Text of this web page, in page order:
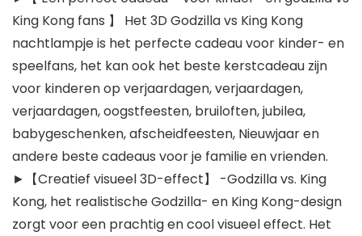
King Kong fans 】 Het 3D Godzilla vs King Kong
nachtlampje is het perfecte cadeau voor kinder- en
speelfans, het kan ook het beste kerstcadeau zijn
voor kinderen op verjaardagen, verjaardagen,
verjaardagen, oogstfeesten, bruiloften, jubilea,
babygeschenken, afscheidfeesten, Nieuwjaar en
andere beste cadeaus voor je familie en vrienden.
►【Creatief visueel 3D-effect】 -Godzilla vs. King
Kong, het realistische Godzilla- en King Kong-design
zorgt voor een prachtig en cool visueel effect. Het